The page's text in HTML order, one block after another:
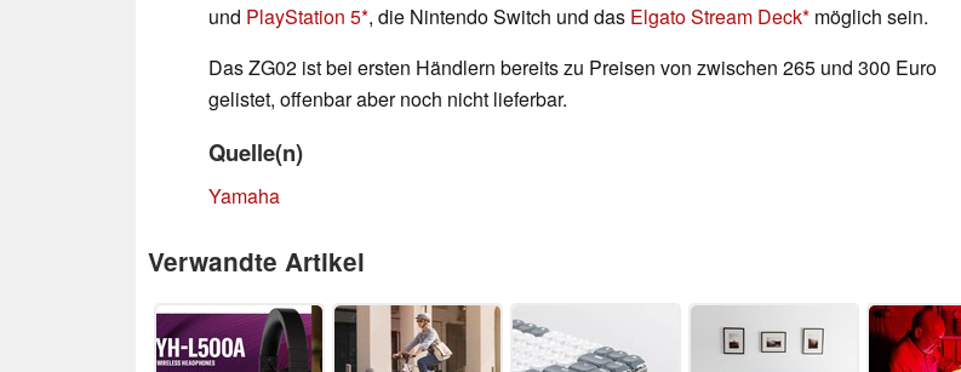
und PlayStation 5 , die Nintendo Switch und das Elgato Stream Deck möglich sein.
Das ZG02 ist bei ersten Händlern bereits zu Preisen von zwischen 265 und 300 Euro
gelistet, offenbar aber noch nicht lieferbar.
Quelle(n)
Yamaha
Verwandte Artikel